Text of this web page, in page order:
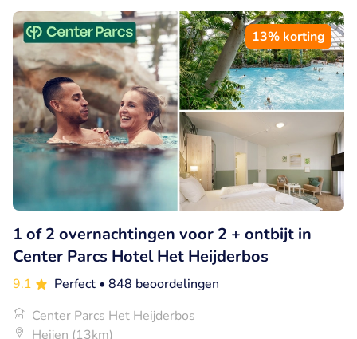
13% korting
1 of 2 overnachtingen voor 2 + ontbijt in
Center Parcs Hotel Het Heijderbos
9.1 Perfect • 848 beoordelingen
Center Parcs Het Heijderbos
Heijen (13km)